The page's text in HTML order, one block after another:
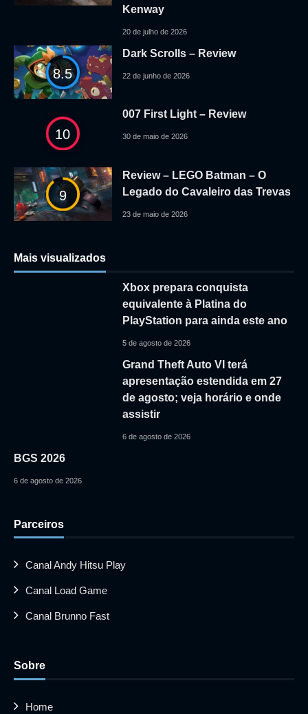
Kenway
20 de julho de 2026
8.5
Dark Scrolls – Review
22 de junho de 2026
10
007 First Light – Review
30 de maio de 2026
9
Review – LEGO Batman – O
Legado do Cavaleiro das Trevas
23 de maio de 2026
Mais visualizados
Xbox prepara conquista
equivalente à Platina do
PlayStation para ainda este ano
5 de agosto de 2026
Grand Theft Auto VI terá
apresentação estendida em 27
de agosto; veja horário e onde
assistir
6 de agosto de 2026
BGS 2026
6 de agosto de 2026
Parceiros
Canal Andy Hitsu Play
Canal Load Game
Canal Brunno Fast
Sobre
Home